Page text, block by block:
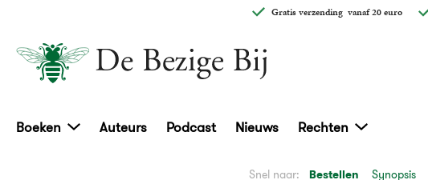
Gratis verzendingvanaf 20 euro
Boeken Auteurs Podcast Nieuws Rechten
Snel naar: Bestellen Synopsis